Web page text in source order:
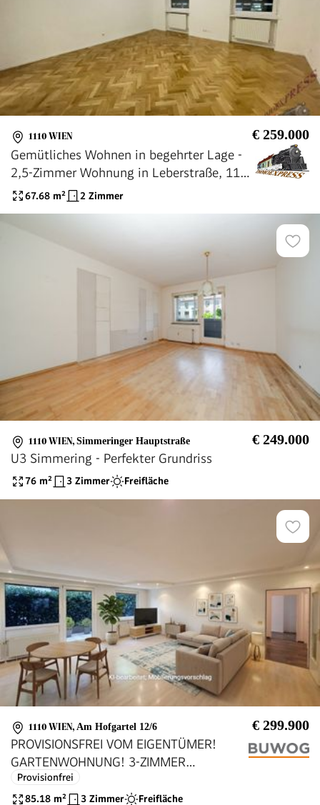
1110 WIEN € 259.000
Gemütliches Wohnen in begehrter Lage -
2,5-Zimmer Wohnung in Leberstraße, 1110
Wien67.68 m² 2 Zimmer
1110 WIEN, Simmeringer Hauptstraße € 249.000
U3 Simmering - Perfekter Grundriss
76 m² 3 Zimmer Freifläche
1110 WIEN, Am Hofgartel 12/6 € 299.900
PROVISIONSFREI VOM EIGENTÜMER!
GARTENWOHNUNG! 3-ZIMMER
WOHNUNG MIT TERRASSE UND
EIGENGARTEN!
Provisionfrei
85.18 m² 3 Zimmer Freifläche